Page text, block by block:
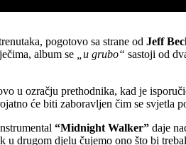
pogotovo sa strane od Jeff
album se „u grubo“ sastoji od
u ozračju prethodnika, kad je
će biti zaboravljen čim se svjetla
“Midnight Walker” daje
u drugom djelu čujemo ono što bi